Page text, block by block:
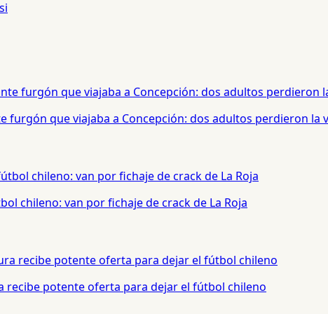
furgón que viajaba a Concepción: dos adultos perdieron la
chileno: van por fichaje de crack de La Roja
recibe potente oferta para dejar el fútbol chileno